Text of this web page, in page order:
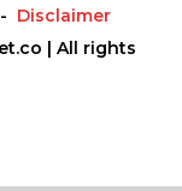
Disclaimer
| All rights